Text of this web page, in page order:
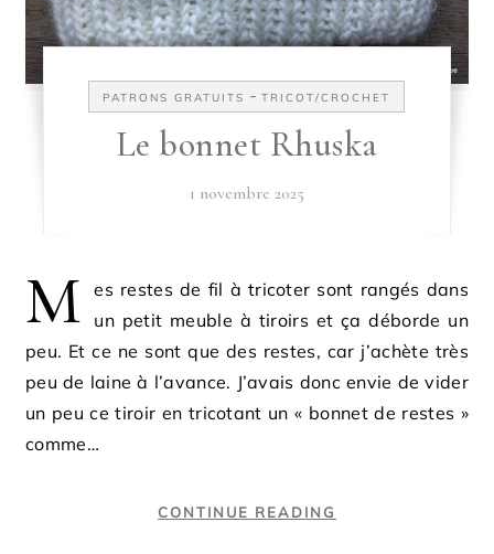
PATRONS GRATUITS -TRICOT/CROCHET
Le bonnet Rhuska
1 novembre 2025
M
es restes de fil à tricoter sont rangés dans
un petit meuble à tiroirs et ça déborde un
peu. Et ce ne sont que des restes, car j’achète très
peu de laine à l’avance. J’avais donc envie de vider
un peu ce tiroir en tricotant un « bonnet de restes »
comme…
CONTINUE READING